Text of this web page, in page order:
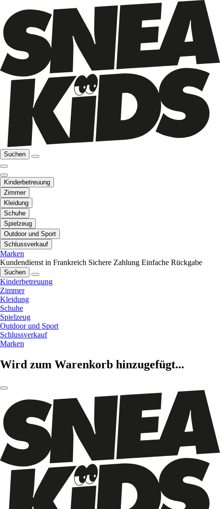
Suchen
Kinderbetreuung
Zimmer
Kleidung
Schuhe
Spielzeug
Outdoor und Sport
Schlussverkauf
Marken
Kundendienst in Frankreich Sichere Zahlung Einfache Rückgabe
Suchen
Kinderbetreuung
Zimmer
Kleidung
Schuhe
Spielzeug
Outdoor und Sport
Schlussverkauf
Marken
Wird zum Warenkorb hinzugefügt...